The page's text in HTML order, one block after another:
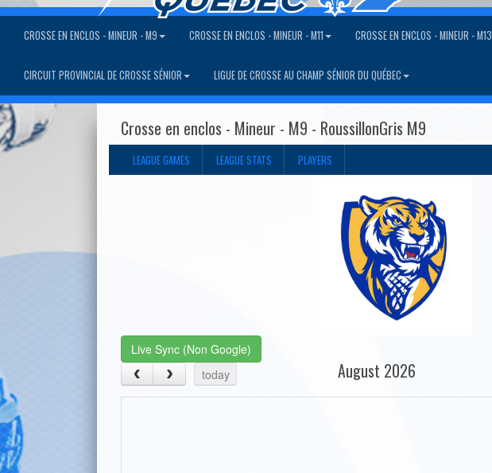
CROSSE EN ENCLOS - MINEUR - M9 CROSSE EN ENCLOS - MINEUR - M11 CROSSE EN ENCLOS - MINEUR - M13
CIRCUIT PROVINCIAL DE CROSSE SÉNIOR LIGUE DE CROSSE AU CHAMP SÉNIOR DU QUÉBEC
Crosse en enclos - Mineur - M9 - RoussillonGris M9
LEAGUE GAMES LEAGUE STATS PLAYERS
Live Sync (Non Google)
today
August 2026